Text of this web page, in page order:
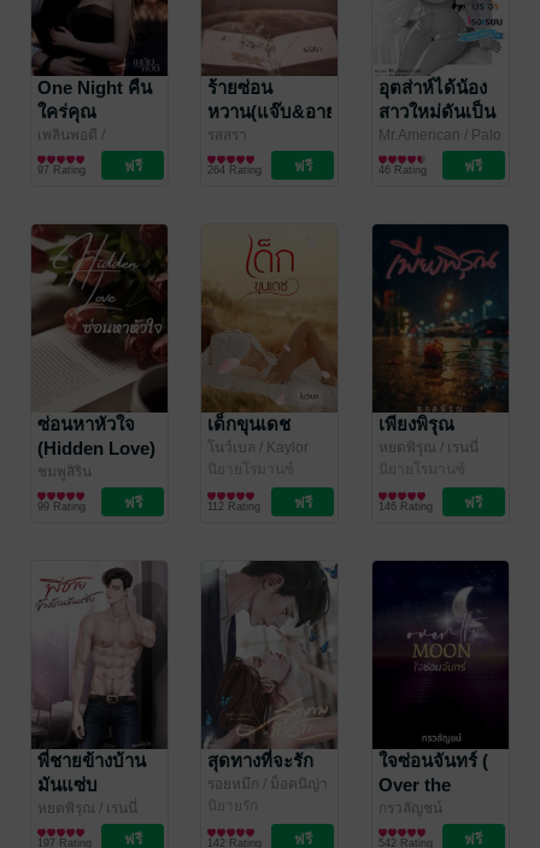
One Night คืน
ใคร่คุณ
เพลินพอดี /
READMORE
นิยายโรมานซ์
97 Rating
ร้ายซ่อน
หวาน(แจ๊บ&อาย)
รสสรา
นิยายโรมานซ์
264 Rating
อุตส่าห์ได้น้อง
สาวใหม่ดันเป็น
เจ้าชายประจำ
โรงเรียน Short
Mr.American / Palo
Publishing (พะโล้
สำนักพิมพ์)
ไลท์โนเวล
46 Rating
ซ่อนหาหัวใจ
(Hidden Love)
ชมพูสิริน
นิยายโรมานซ์
99 Rating
เด็กขุนเดช
โนว์เบล / Kaylor
นิยายโรมานซ์
112 Rating
เพียงพิรุณ
หยดพิรุณ / เรนนี่
เดอ บุคส์
นิยายโรมานซ์
146 Rating
พี่ชายข้างบ้าน
มันแซ่บ
หยดพิรุณ / เรนนี่
เดอ บุคส์
นิยายโรมานซ์
197 Rating
สุดทางที่จะรัก
รอยหมึก / ม็อคนิญ่า
นิยายรัก
142 Rating
ใจซ่อนจันทร์ (
Over the
moon )
กรวลัญชน์
นิยายโรมานซ์
542 Rating